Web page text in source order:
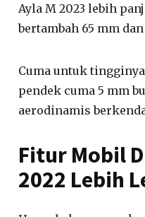
Ayla M 2023 lebih
bertambah 65 mm
Cuma untuk
pendek cuma 5 mm
aerodinamis
Fitur Mobil
2022 Lebih